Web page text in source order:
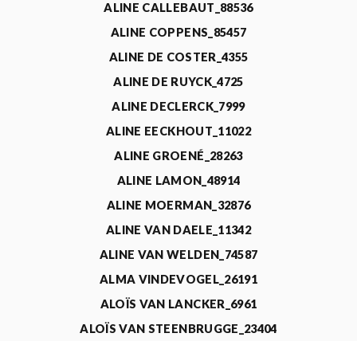
ALINE CALLEBAUT_88536
ALINE COPPENS_85457
ALINE DE COSTER_4355
ALINE DE RUYCK_4725
ALINE DECLERCK_7999
ALINE EECKHOUT_11022
ALINE GROENÉ_28263
ALINE LAMON_48914
ALINE MOERMAN_32876
ALINE VAN DAELE_11342
ALINE VAN WELDEN_74587
ALMA VINDEVOGEL_26191
ALOÏS VAN LANCKER_6961
ALOÏS VAN STEENBRUGGE_23404